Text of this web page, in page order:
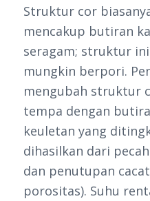
Struktur cor
mencakup butiran
seragam; struktur
mungkin berpori.
mengubah struktur
tempa dengan
keuletan yang
dihasilkan dari
dan penutupan
porositas). Suhu